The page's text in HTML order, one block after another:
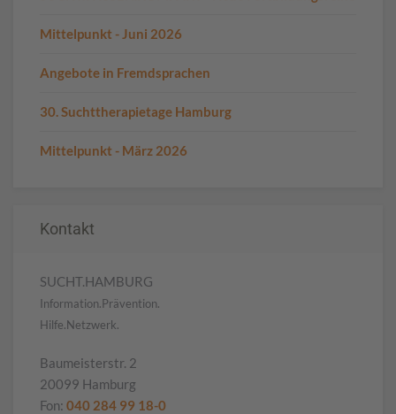
Mittelpunkt - Juni 2026
Angebote in Fremdsprachen
30. Suchttherapietage Hamburg
Mittelpunkt - März 2026
Kontakt
SUCHT.HAMBURG
Information.Prävention.
Hilfe.Netzwerk.
Baumeisterstr. 2
20099 Hamburg
Fon: 040 284 99 18-0